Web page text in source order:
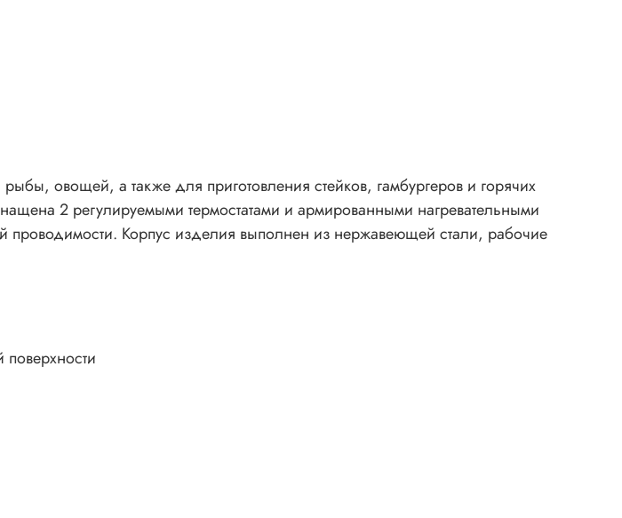
овощей, а также для приготовления стейков, гамбургеров и горячих
2 регулируемыми термостатами и армированными нагревательными
проводимости. Корпус изделия выполнен из нержавеющей стали, рабочие